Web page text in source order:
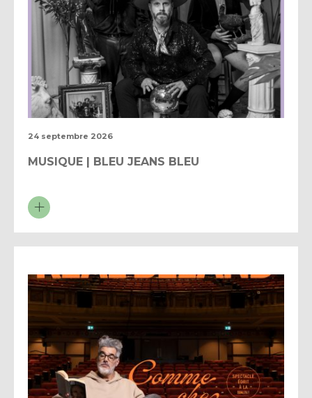
24 septembre 2026
MUSIQUE | BLEU JEANS BLEU